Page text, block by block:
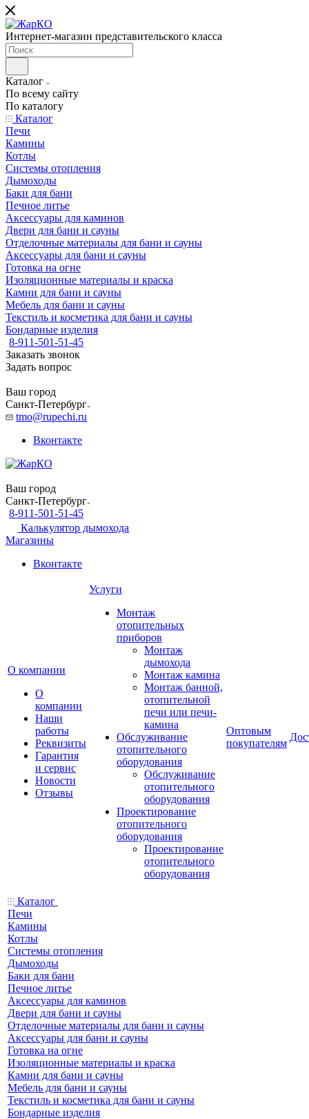
Интернет-магазин представительского класса
Каталог
По всему сайту
По каталогу
Каталог
Печи
Камины
Котлы
Системы отопления
Дымоходы
Баки для бани
Печное литье
Аксессуары для каминов
Двери для бани и сауны
Отделочные материалы для бани и сауны
Аксессуары для бани и сауны
Готовка на огне
Изоляционные материалы и краска
Камни для бани и сауны
Мебель для бани и сауны
Текстиль и косметика для бани и сауны
Бондарные изделия
8-911-501-51-45
Заказать звонок
Задать вопрос
Ваш город
Санкт-Петербург
tmo@rupechi.ru
Вконтакте
Ваш город
Санкт-Петербург
8-911-501-51-45
Калькулятор дымохода
Магазины
Вконтакте
О компании
О
компании
Наши
работы
Реквизиты
Гарантия
и сервис
Новости
Отзывы
Услуги
Монтаж
отопительных
приборов
Монтаж
дымохода
Монтаж камина
Монтаж банной,
отопительной
печи или печи-
камина
Обслуживание
отопительного
оборудования
Обслуживание
отопительного
оборудования
Проектирование
отопительного
оборудования
Проектирование
отопительного
оборудования
Оптовым
покупателям
Каталог
Печи
Камины
Котлы
Системы отопления
Дымоходы
Баки для бани
Печное литье
Аксессуары для каминов
Двери для бани и сауны
Отделочные материалы для бани и сауны
Аксессуары для бани и сауны
Готовка на огне
Изоляционные материалы и краска
Камни для бани и сауны
Мебель для бани и сауны
Текстиль и косметика для бани и сауны
Бондарные изделия